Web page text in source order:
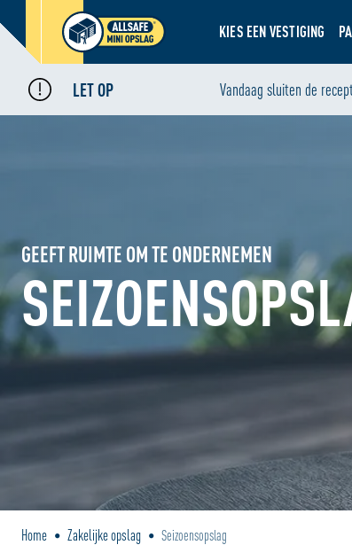
KIES EEN VESTIGING
LET OP Vandaag sluiten de
Home • Zakelijke opslag • Seizoensopslag
GEEFT RUIMTE OM TE ONDERNEMEN